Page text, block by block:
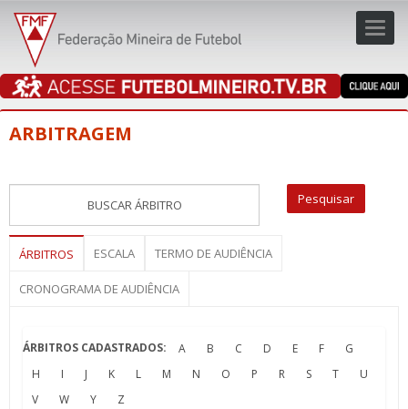
ARBITRAGEM
ÁRBITROS ESCALA TERMO DE AUDIÊNCIA
CRONOGRAMA DE AUDIÊNCIA
ÁRBITROS CADASTRADOS: A B C D E F
G
H
I J K L M N O P R S T
U
V
W Y Z